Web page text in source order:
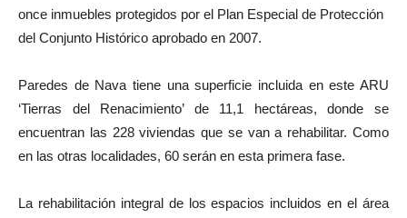
once inmuebles protegidos por el Plan Especial de Protección
del Conjunto Histórico aprobado en 2007.
Paredes de Nava tiene una superficie incluida en este ARU
‘Tierras del Renacimiento’ de 11,1 hectáreas, donde se
encuentran las 228 viviendas que se van a rehabilitar. Como
en las otras localidades, 60 serán en esta primera fase.
La rehabilitación integral de los espacios incluidos en el área